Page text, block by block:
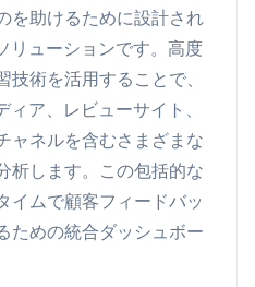
を助けるために設計され
リューションです。高度
術を活用することで、
ア、レビューサイト、
ャネルを含むさまざまな
析します。この包括的な
イムで顧客フィードバッ
ための統合ダッシュボー